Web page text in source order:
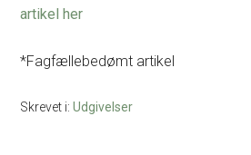
artikel her
*Fagfællebedømt artikel
Skrevet i:Udgivelser